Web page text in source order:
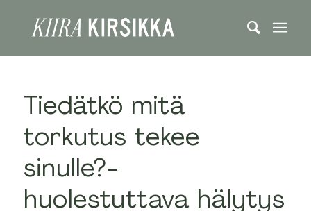
Tiedätkö mitä
torkutus tekee
sinulle?-
huolestuttava hälytys